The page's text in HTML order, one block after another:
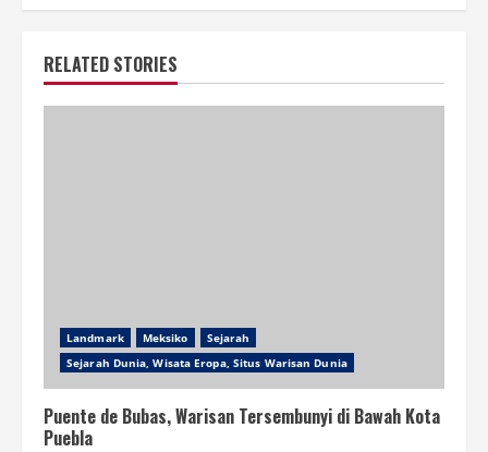
RELATED STORIES
Landmark Meksiko
Sejarah
Sejarah Dunia, Wisata Eropa, Situs Warisan Dunia
Puente de Bubas, Warisan Tersembunyi di Bawah Kota
Puebla